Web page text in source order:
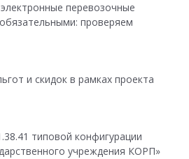
перевозочные
проверяем
и скидок в рамках проекта
типовой конфигурации
учреждения КОРП»